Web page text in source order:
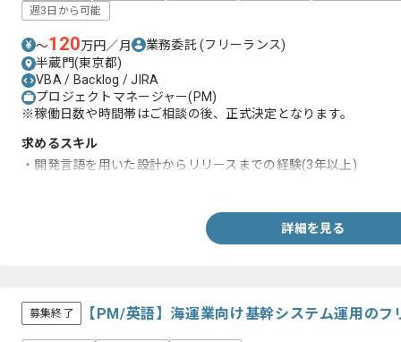
週3日から可能
〜120万円／月 業務委託(フリーランス)
半蔵門(東京都)
VBA / Backlog / JIRA
プロジェクトマネージャー(PM)
※稼働日数や時間帯はご相談の後、正式決定となります。
求めるスキル
・開発言語を用いた設計からリリースまでの経験(3年以上)
詳細を見る
募集終了 【PM/英語】海運業向け基幹システム運用の